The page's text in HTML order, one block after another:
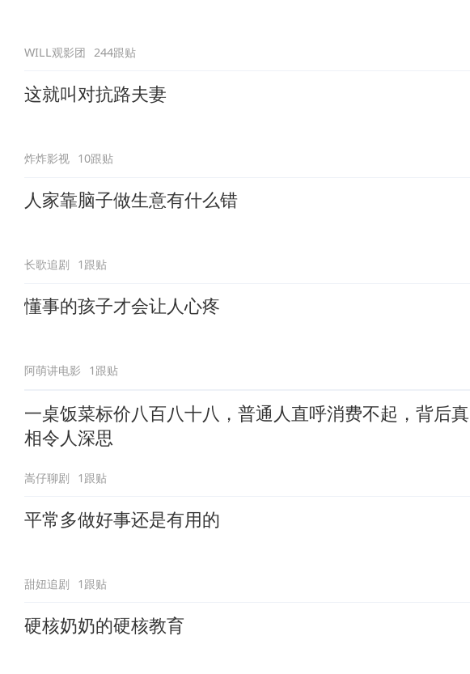
WILL观影团 244跟贴
这就叫对抗路夫妻
炸炸影视 10跟贴
人家靠脑子做生意有什么错
长歌追剧 1跟贴
懂事的孩子才会让人心疼
阿萌讲电影 1跟贴
一桌饭菜标价八百八十八，普通人直呼消费不起，背后真
相令人深思
嵩仔聊剧 1跟贴
平常多做好事还是有用的
甜妞追剧 1跟贴
硬核奶奶的硬核教育